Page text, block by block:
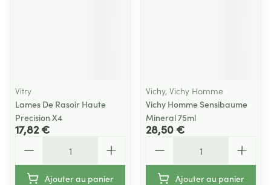
Vitry
Lames De Rasoir Haute
Precision X4
17,82 €
Ajouter au panier
Vichy, Vichy Homme
Vichy Homme Sensibaume
Mineral 75ml
28,50 €
Ajouter au panier